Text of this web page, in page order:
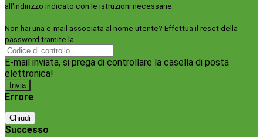
all'indirizzo indicato con le istruzioni necessarie.
Non hai una e-mail associata al nome utente? Effettua il reset della
password tramite la
E-mail inviata, si prega di controllare la casella di posta
elettronica!
Errore
Chiudi
Successo